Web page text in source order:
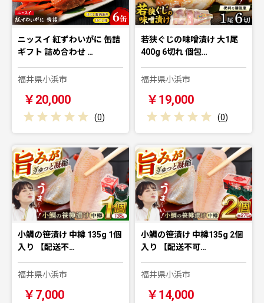
ニッスイ 紅ずわいがに 缶詰
ギフト 詰め合わせ …
福井県小浜市
￥20,000
(0)
若狭ぐじの味噌漬け 大1尾
400g 6切れ 個包…
福井県小浜市
￥19,000
(0)
小鯛の笹漬け 中樽 135g 1個
入り 【配送不…
福井県小浜市
￥7,000
小鯛の笹漬け 中樽135g 2個
入り 【配送不可…
福井県小浜市
￥14,000